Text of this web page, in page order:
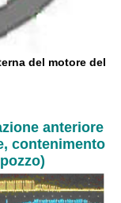
del motore del
anteriore
contenimento